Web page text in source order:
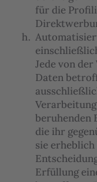
für die
Jede von
Daten
beruhenden
die ihr
sie
Erfüllung